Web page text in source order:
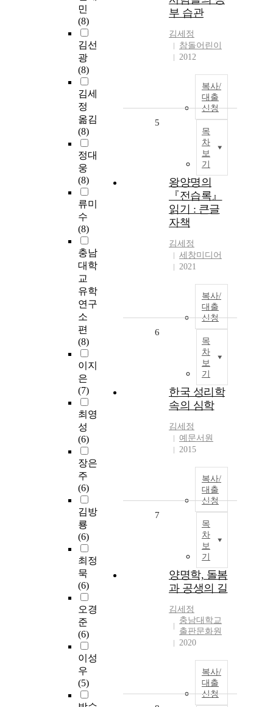
민
(8)
김선
광
(8)
김세
정
옮김
(8)
정대
웅
(8)
류미
수
(8)
충남
대학
교
유학
연구
소
편
(8)
이지
은
(7)
최영
성
(6)
장은
주
(6)
김방
룡
(6)
최정
묵
(6)
오경
준
(6)
이성
우
(5)
부 습관
김세정
참돌어린이
2012
복사/
대출
신청
목
차
보
기
5
왕양명의
『전습록』
읽기 : 큰글
자책
김세정
세창미디어
2021
복사/
대출
신청
목
차
보
기
6
한국 성리학
속의 심학
김세정
예문서원
2015
복사/
대출
신청
목
차
보
기
7
양명학, 돌봄
과 공생의 길
김세정
충남대학교
출판문화원
2020
복사/
대출
신청